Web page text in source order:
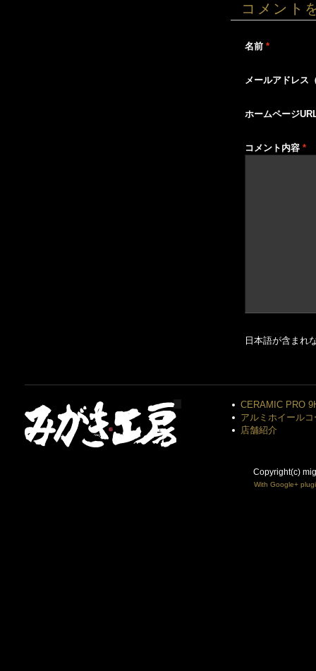
コメント
名前 *
メールアドレス
ホームページ
コメント内容 *
日本語が含まれ
CERAMIC PRO
アルミホイール
店舗紹介
Copyright(c)
With Google+